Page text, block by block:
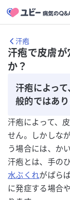
汗疱
汗疱で皮膚
か？
汗疱によっ
般的ではあり
汗疱によって、
せん。しかしな
う場合には、か
汗疱とは、手の
水ぶくれがぱら
に発症する場合